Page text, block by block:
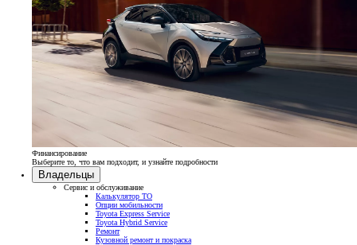
Финансирование
Выберите то, что вам подходит, и узнайте подробности
Владельцы
Сервис и обслуживание
Калькулятор ТО
Опции мобильности
Toyota Express Service
Toyota Hybrid Service
Ремонт
Кузовной ремонт и покраска